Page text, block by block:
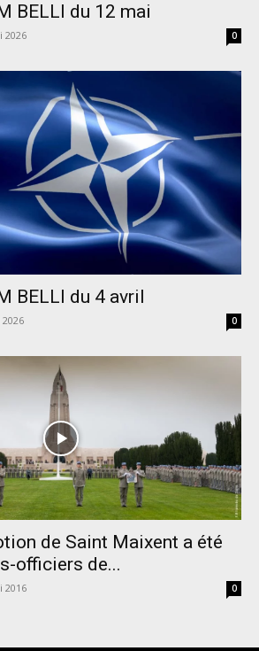
BELLI du 12 mai
2026 0
BELLI du 4 avril
0
de Saint Maixent a été
officiers de...
2016 0